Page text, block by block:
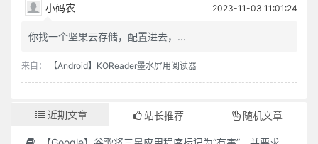
小码农 2023-11-03 11:01:24
你找一个坚果云存储，配置进去，...
来自： 【Android】KOReader墨水屏用阅读器
近期文章 站长推荐 随机文章